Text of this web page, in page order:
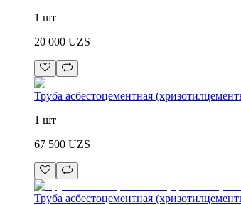
1 шт
20 000 UZS
Труба асбестоцементная
1 шт
67 500 UZS
Труба асбестоцементная